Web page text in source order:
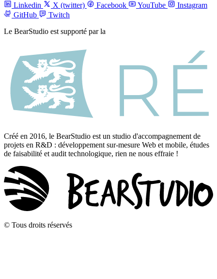
Linkedin
X (twitter) Facebook YouTube
Instagram
GitHub
Twitch
Le BearStudio est supporté par la
Créé en 2016, le BearStudio est un studio d'accompagnement de
projets en R&D : développement sur-mesure Web et mobile, études
de faisabilité et audit technologique, rien ne nous effraie !
© Tous droits réservés